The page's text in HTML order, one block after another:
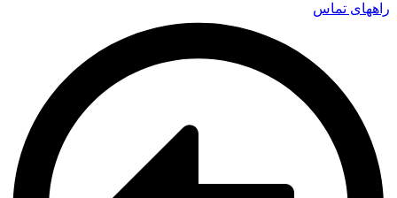
راههای تماس